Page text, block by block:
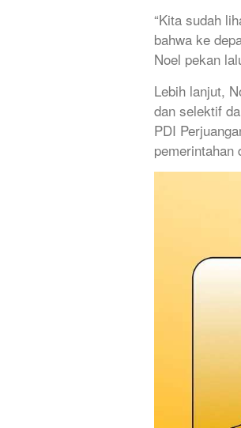
“Kita sudah
bahwa ke
Noel pekan
Lebih lanjut,
dan selektif
PDI
pemerintahan